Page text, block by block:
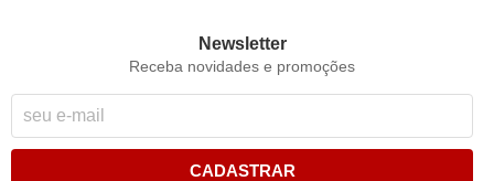
Newsletter
Receba novidades e promoções
CADASTRAR